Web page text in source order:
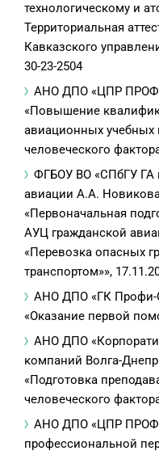
технологическому и
Территориальная
Кавказского
30-23-2504
АНО ДПО «ЦПР
«Повышение
авиационных учебных
человеческого
ФГБОУ ВО «СПбГУ ГА
авиации А.А.
«Первоначальная
АУЦ гражданской
«Перевозка опасных
транспортом»»,
АНО ДПО «ГК Профи-
«Оказание первой
АНО ДПО
компаний Волга-
«Подготовка
человеческого
АНО ДПО «ЦПР
профессиональной